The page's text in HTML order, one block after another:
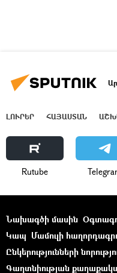
ԼՈՒՐԵՐ ՀԱՅԱՍՏԱՆ
Rutube
Նախագծի մասին
Կապ Մամուլի
Ընկերությունների
Գաղտնիության